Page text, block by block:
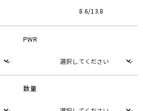
8.6/13.8
PWR
数量